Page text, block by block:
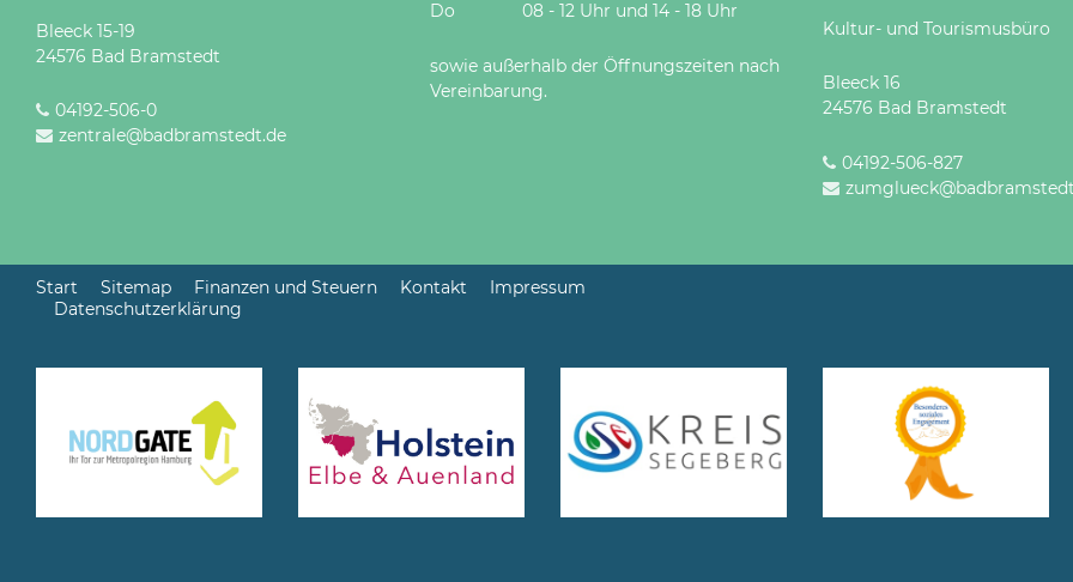
Bleeck 15-19
24576 Bad Bramstedt
04192-506-0
zentrale@badbramstedt.de
Do 08 - 12 Uhr und 14 - 18 Uhr
sowie außerhalb der Öffnungszeiten nach
Vereinbarung.
Kultur- und Tourismusbüro
Bleeck 16
24576 Bad Bramstedt
04192-506-827
Start Sitemap Finanzen und Steuern Kontakt
Impressum
Datenschutzerklärung